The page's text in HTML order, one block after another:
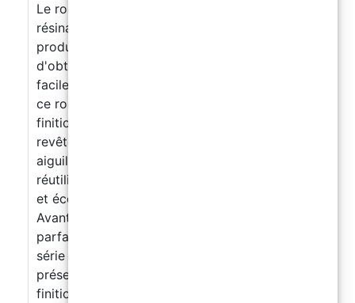
Le rouleau à aiguilles anti-bulles pour le
résinage des surfaces et des sols est un
produit de haute qualité qui vous permet
d'obtenir des résultats parfaits rapidement et
facilement. Grâce à sa technologie innovante,
ce rouleau élimine les bulles et garantit une
finition uniforme et professionnelle même en
revêtement de résine. De plus, le rouleau à
aiguilles est facile à utiliser, facile à nettoyer et
réutilisable, ce qui en fait un choix écologique
et économique pour tous les bricoleurs.
Avantages : Élimine les bulles pour un résultat
parfait : le rouleau à aiguilles est équipé d'une
série de petites aiguilles qui cassent les bulles
présentes dans la résine, garantissant une
finition uniforme et sans imperfections. Facile